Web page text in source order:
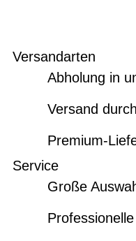
Versandarten
Abholung in
Versand
Premium-
Service
Große